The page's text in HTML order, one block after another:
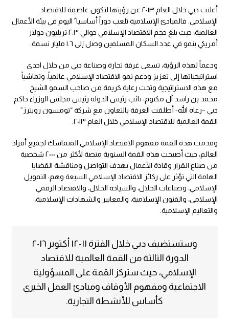
أعلنت دبي خلال العام ٢٠١٣ عن رؤيتها لتكون عاصمة للاقتصاد
الإسلامي. فالمبادئ الإسلامية تلعب دوراً أساسيا ً اليوم في بيئة الأعمال
العالمية، حيث بلغ حجم الاقتصاد الإسلامي حوالي ٢.٣ تريليون دولار
أمريكي بنمو في عدد السكان المسلمين وصل إلى ١.٦ مليار نسمة.
ودعماً لهذه الرؤية، تسعى غرفة تجارة وصناعة دبي من خلال احدى
استراتيجياتها إلى تعزيز ودعم نمو الاقتصاد الإسلامي عالمياً. وتماشياً
مع هذه الاستراتيجية وتحت رعاية كريمة من صاحب السمو الشيخ
محمد بن راشد آل مكتوم، نائب رئيس الدولة رئيس مجلس الوزراء حاكم
دبي –رعاه الله- أطلقت الغرفة بالتعاون مع شركة “تومسون رويترز”
القمة العالمية للاقتصاد الإسلامي خلال العام ٢٠١٣.
وقدمت هذه القمة مفهوم الاقتصاد الإسلامي المتماسك لجميع أفراد
العالم، حيث أصبحت هذه القمة السنوية منصة لأكثر من ٢٠٠٠ شخصية
من صناع القرار وقادة الأعمال بهدف التواصل ومناقشة القضايا
الهامة التي تؤثر على ركائز الاقتصاد الإسلامي السبعة وهم: التمويل
الإسلامي، وصناعات الحلال، والسياحة الحلال، والاقتصاد الرقمي
الإسلامي، والفنون الإسلامية، والمعايير والشهادات الإسلامية،
والتعاليم الإسلامية.
وستستضيف دبي خلال الفترة ١١-١٢ أكتوبر ٢٠١٦
الدورة الثالثة من القمة العالمية للاقتصاد
الإسلامي، حيث ستركز القمة على المسؤولية
الاجتماعية ومفهوم الأوقاف ومبادئ العمل الخيري
كأساس للأنشطة التجارية.